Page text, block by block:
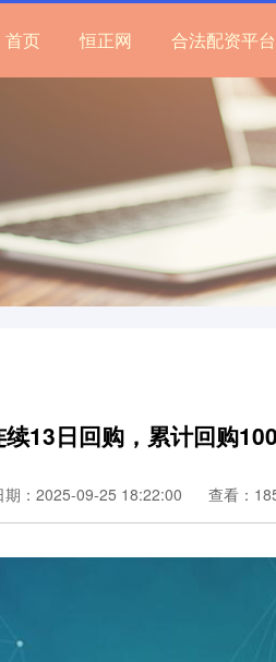
首页 恒正网 合法配资平台
13日回购，累计回购
期：2025-09-25 18:22:00 查看：